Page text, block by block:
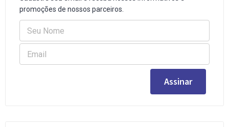
promoções de nossos parceiros.